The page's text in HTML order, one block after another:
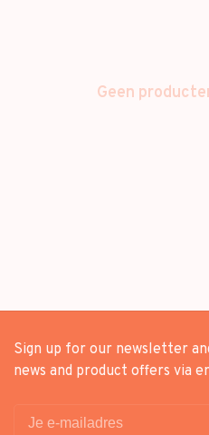
Geen
Sign up for our newsletter
news and product offers via